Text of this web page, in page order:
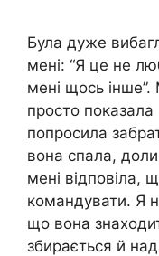
Була дуже
мені: “Я це не
мені щось
просто показала
попросила
вона спала,
мені відповіла,
командувати. Я
що вона
збирається й